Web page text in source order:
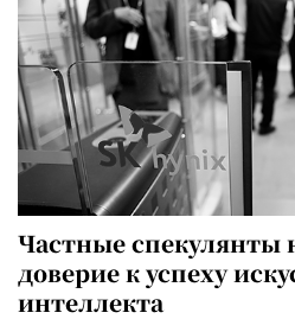
Частные спекулянты
доверие к успеху
интеллекта